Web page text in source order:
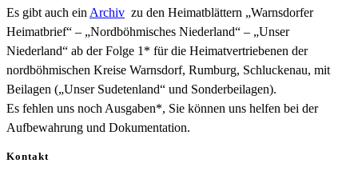
Es gibt auch ein Archiv zu den Heimatblättern „Warnsdorfer
Heimatbrief“ – „Nordböhmisches Niederland“ – „Unser
Niederland“ ab der Folge 1* für die Heimatvertriebenen der
nordböhmischen Kreise Warnsdorf, Rumburg, Schluckenau, mit
Beilagen („Unser Sudetenland“ und Sonderbeilagen).
Es fehlen uns noch Ausgaben*, Sie können uns helfen bei der
Aufbewahrung und Dokumentation.
Kontakt